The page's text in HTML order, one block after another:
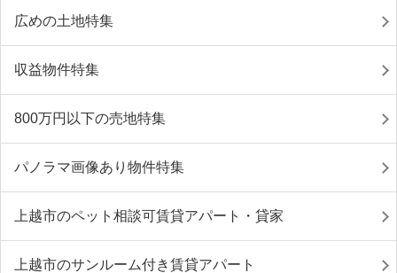
広めの土地特集
収益物件特集
800万円以下の売地特集
パノラマ画像あり物件特集
上越市のペット相談可賃貸アパート・貸家
上越市のサンルーム付き賃貸アパート